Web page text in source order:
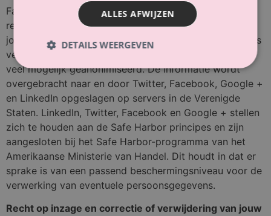
Facebook, Twitter, LinkedIn en Google (welke
regelmatig kunnen wijzigen) om te lezen wat zij met
jouw (persoons)gegevens doen die zij via deze cookies
verwerken. De informatie die ze verzamelen wordt zo
veel mogelijk geanonimiseerd. De informatie wordt
overgebracht naar en door Twitter, Facebook, Google +
en LinkedIn opgeslagen op servers in de Verenigde
Staten. LinkedIn, Twitter, Facebook en Google + stellen
zich te houden aan de Safe Harbor principes en zijn
aangesloten bij het Safe Harbor-programma van het
Amerikaanse Ministerie van Handel. Dit houdt in dat er
sprake is van een passend beschermingsniveau voor de
verwerking van eventuele persoonsgegevens.
Recht op inzage en correctie of verwijdering van jouw
ALLES AFWIJZEN
DETAILS WEERGEVEN